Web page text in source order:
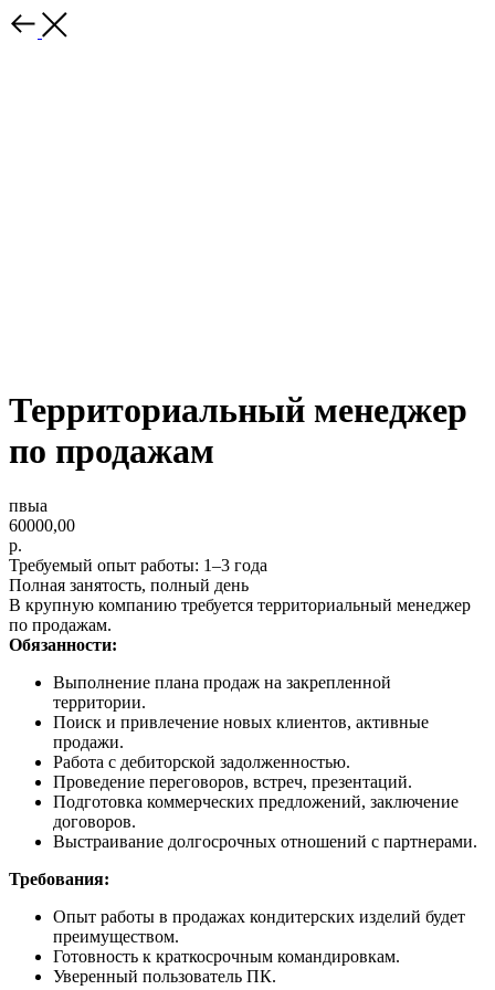
Территориальный менеджер
по продажам
пвыа
60000,00
р.
Требуемый опыт работы: 1–3 года
Полная занятость, полный день
В крупную компанию требуется территориальный менеджер
по продажам.
Обязанности:
Выполнение плана продаж на закрепленной
территории.
Поиск и привлечение новых клиентов, активные
продажи.
Работа с дебиторской задолженностью.
Проведение переговоров, встреч, презентаций.
Подготовка коммерческих предложений, заключение
договоров.
Выстраивание долгосрочных отношений с партнерами.
Требования:
Опыт работы в продажах кондитерских изделий будет
преимуществом.
Готовность к краткосрочным командировкам.
Уверенный пользователь ПК.